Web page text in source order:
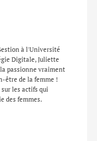
à l'Université
Digitale, Juliette
passionne vraiment
être de la femme !
les actifs qui
des femmes.